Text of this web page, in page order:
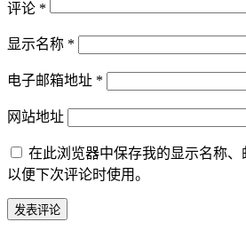
评论 *
显示名称 *
电子邮箱地址 *
网站地址
在此浏览器中保存我的显示名称、
以便下次评论时使用。